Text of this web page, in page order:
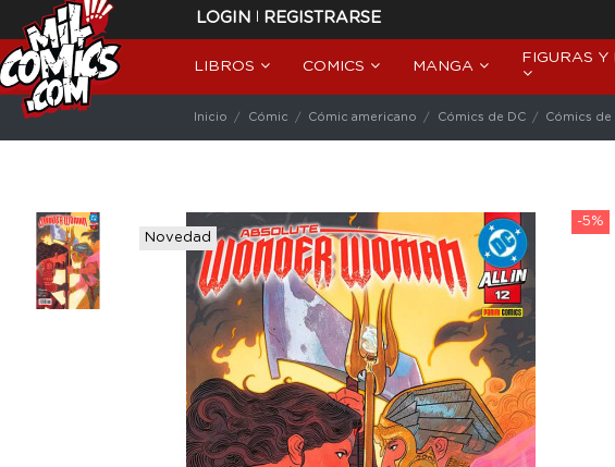
LOGIN | REGISTRARSE
LIBROS COMICS MANGA
FIGURAS Y
Inicio Cómic Cómic americano Cómics de DC Cómics de
-5%
Novedad